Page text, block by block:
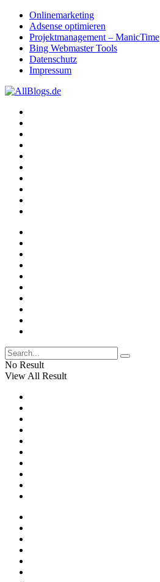
Onlinemarketing
Adsense optimieren
Projektmanagement – ManicTime
Bing Webmaster Tools
Datenschutz
Impressum
No Result
View All Result